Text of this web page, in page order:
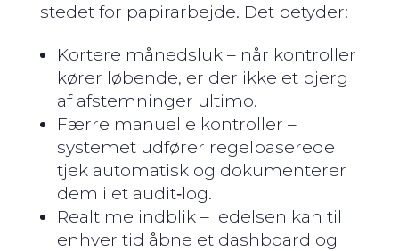
stedet for papir­arbejde. Det betyder:
Kortere månedsluk – når kontroller
kører løbende, er der ikke et bjerg
af afstemninger ultimo.
Færre manuelle kontroller –
systemet udfører regelbaserede
tjek automatisk og dokumenterer
dem i et audit‑log.
Realtime indblik – ledelsen kan til
enhver tid åbne et dashboard og